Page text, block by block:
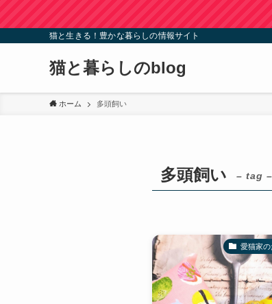
猫と生きる！豊かな暮らしの情報サイト
猫と暮らしのblog
ホーム 多頭飼い
多頭飼い – tag –
愛猫家